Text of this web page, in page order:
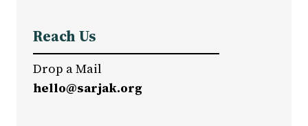
Reach Us
Drop a Mail
hello@sarjak.org